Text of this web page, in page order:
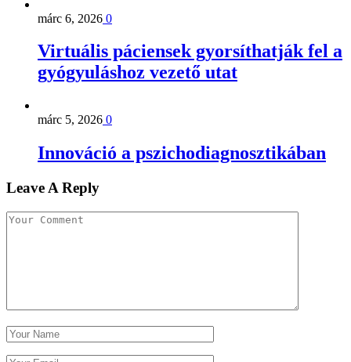
márc 6, 2026 0
Virtuális páciensek gyorsíthatják fel a
gyógyuláshoz vezető utat
márc 5, 2026 0
Innováció a pszichodiagnosztikában
Leave A Reply